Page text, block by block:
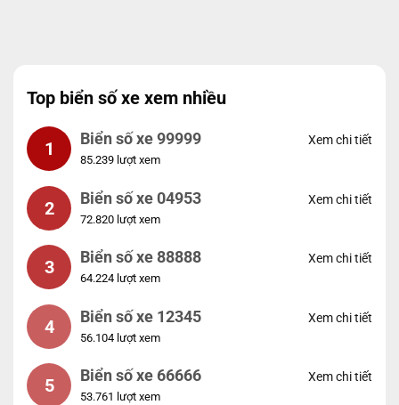
Top biển số xe xem nhiều
1 Biển số xe 99999
85.239 lượt xem
Xem chi tiết
2 Biển số xe 04953
72.820 lượt xem
Xem chi tiết
3 Biển số xe 88888
64.224 lượt xem
Xem chi tiết
4 Biển số xe 12345
56.104 lượt xem
Xem chi tiết
5 Biển số xe 66666
53.761 lượt xem
Xem chi tiết